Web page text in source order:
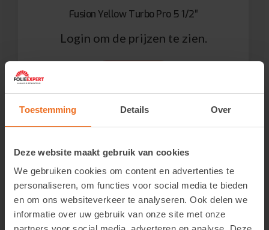
Toestemming Details Over
Deze website maakt gebruik van cookies
We gebruiken cookies om content en advertenties te
personaliseren, om functies voor social media te bieden
en om ons websiteverkeer te analyseren. Ook delen we
informatie over uw gebruik van onze site met onze
Fusion Yellow Turbo Pro 5 1/2″
Login om de prijzen te zien.